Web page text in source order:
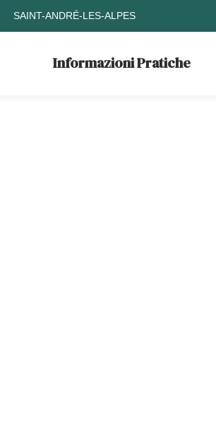
SAINT-ANDRÉ-LES-ALPES
Informazioni Pratiche